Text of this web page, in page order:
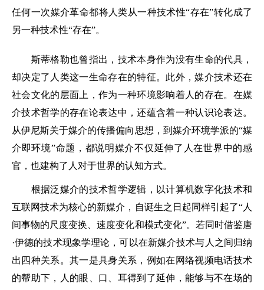
任何一次媒介革命都将人类从一种技术性“存在”转化成了
另一种技术性“存在”。
斯蒂格勒也曾指出，技术本身作为没有生命的代具，
却决定了人类这一生命存在的特征。此外，媒介技术还在
社会文化的层面上，作为一种环境影响着人的存在。在媒
介技术哲学的存在论表达中，还蕴含着一种认识论表达。
从伊尼斯关于媒介的传播偏向思想，到媒介环境学派的“媒
介即环境”命题，都说明媒介不仅延伸了人在世界中的感
官，也建构了人对于世界的认知方式。
根据泛媒介的技术哲学逻辑，以计算机数字化技术和
互联网技术为核心的新媒介，自诞生之日起同样引起了“人
间事物的尺度变换、速度变化和模式变化”。若同时借鉴唐
·伊德的技术现象学理论，可以在新媒介技术与人之间归纳
出四种关系。其一是具身关系，例如在网络视频电话技术
的帮助下，人的眼、口、耳得到了延伸，能够与不在场的